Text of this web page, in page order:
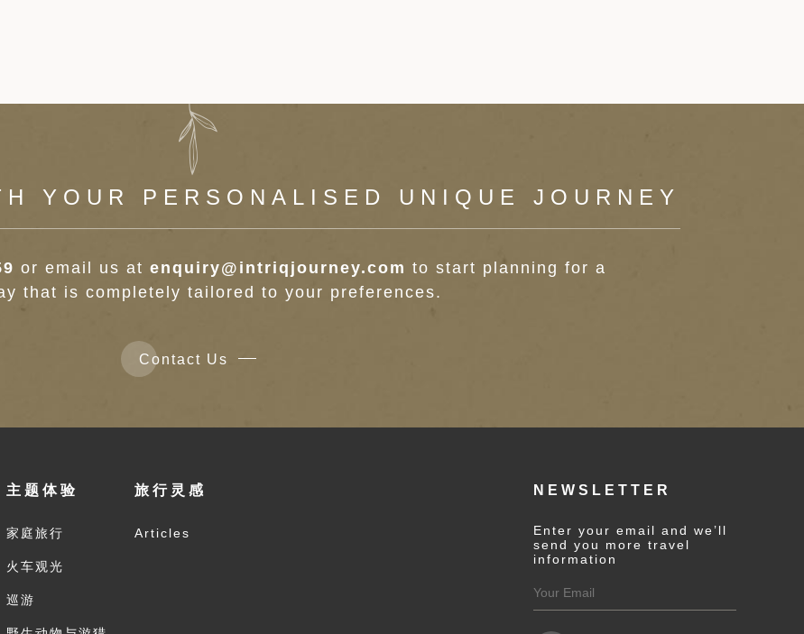
YOUR PERSONALISED UNIQUE JOURNEY
or email us at enquiry@intriqjourney.com to start planning for a
that is completely tailored to your preferences.
Contact Us
主题体验
家庭旅行
火车观光
巡游
旅行灵感
Articles
NEWSLETTER
Enter your email and we’ll
send you more travel
information